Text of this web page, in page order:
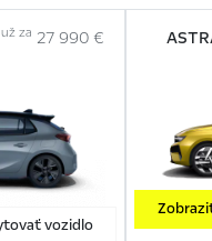
už za 27 990 €
vozidlo